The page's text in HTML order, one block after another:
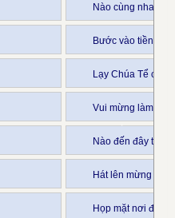
Nào cùng nhau
Bước vào tiền
Lạy Chúa Tể càn
Vui mừng làm
Nào đến đây ta
Hát lên mừng
Họp mặt nơi đây